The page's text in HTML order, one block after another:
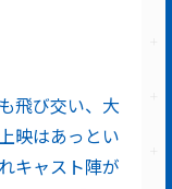
飛び交い、大
映はあっとい
キャスト陣が